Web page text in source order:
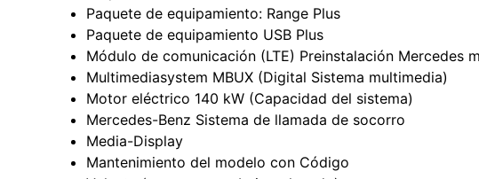
Paquete de equipamiento: Range Plus
Paquete de equipamiento USB Plus
Módulo de comunicación (LTE) Preinstalación Mercedes
Multimediasystem MBUX (Digital Sistema multimedia)
Motor eléctrico 140 kW (Capacidad del sistema)
Mercedes-Benz Sistema de llamada de socorro
Media-Display
Mantenimiento del modelo con Código